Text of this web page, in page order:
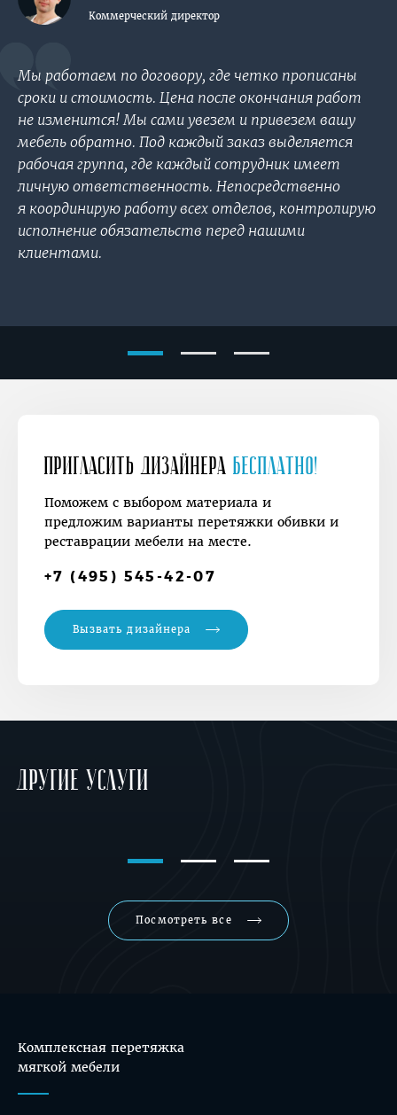
Коммерческий директор
Мы работаем по договору, где четко прописаны
сроки и стоимость. Цена после окончания работ
не изменится! Мы сами увезем и привезем вашу
мебель обратно. Под каждый заказ выделяется
рабочая группа, где каждый сотрудник имеет
личную ответственность. Непосредственно
я координирую работу всех отделов, контролирую
исполнение обязательств перед нашими
клиентами.
Пригласить дизайнера Бесплатно!
Поможем с выбором материала и
предложим варианты перетяжки обивки и
реставрации мебели на месте.
+7 (495) 545-42-07
Вызвать дизайнера
Другие услуги
Посмотреть все
Комплексная перетяжка
мягкой мебели